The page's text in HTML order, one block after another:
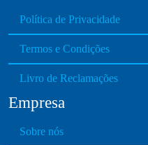
Política de Privacidade
Termos e Condições
Livro de Reclamações
Empresa
Sobre nós